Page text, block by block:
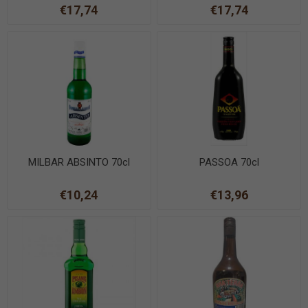
€17,74 €17,74
MILBAR ABSINTO 70cl
€10,24
PASSOA 70cl
€13,96